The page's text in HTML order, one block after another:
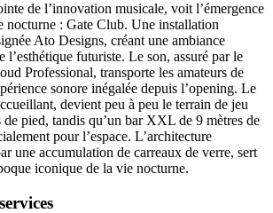
de l’innovation musicale, voit l’émergence
nocturne : Gate Club. Une installation
Ato Designs, créant une ambiance
l’esthétique futuriste. Le son, assuré par le
Professional, transporte les amateurs de
sonore inégalée depuis l’opening. Le
devient peu à peu le terrain de jeu
pied, tandis qu’un bar XXL de 9 mètres de
pour l’espace. L’architecture
une accumulation de carreaux de verre, sert
iconique de la vie nocturne.